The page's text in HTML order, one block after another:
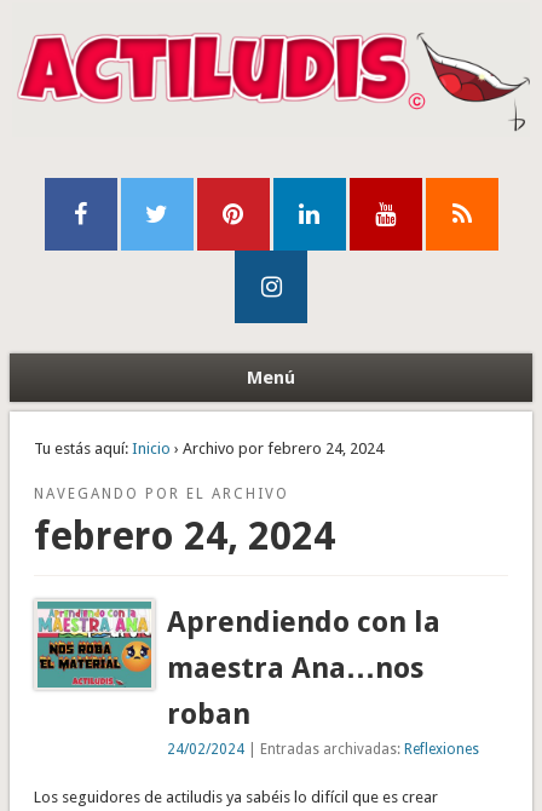
Menú
Tu estás aquí: Inicio › Archivo por febrero 24, 2024
NAVEGANDO POR EL ARCHIVO
febrero 24, 2024
Aprendiendo con la
maestra Ana…nos
roban
24/02/2024 | Entradas archivadas:Reflexiones
Los seguidores de actiludis ya sabéis lo difícil que es crear